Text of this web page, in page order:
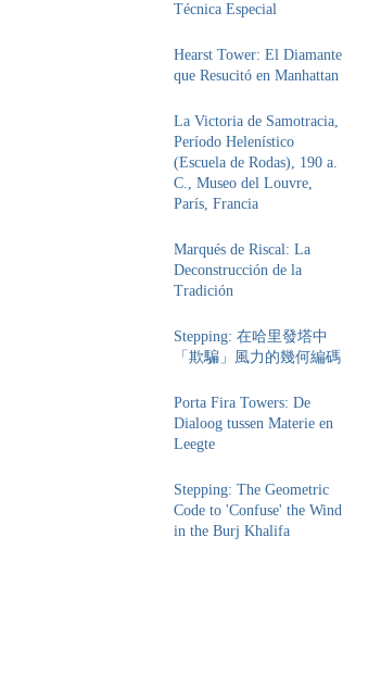
Técnica Especial
Hearst Tower: El Diamante
que Resucitó en Manhattan
La Victoria de Samotracia,
Período Helenístico
(Escuela de Rodas), 190 a.
C., Museo del Louvre,
París, Francia
Marqués de Riscal: La
Deconstrucción de la
Tradición
Stepping: 在哈里發塔中
「欺騙」風力的幾何編碼
Porta Fira Towers: De
Dialoog tussen Materie en
Leegte
Stepping: The Geometric
Code to 'Confuse' the Wind
in the Burj Khalifa